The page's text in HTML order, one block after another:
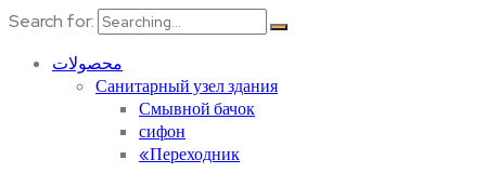
Search for:
محصولات
Санитарный узел здания
Смывной бачок
сифон
«Переходник